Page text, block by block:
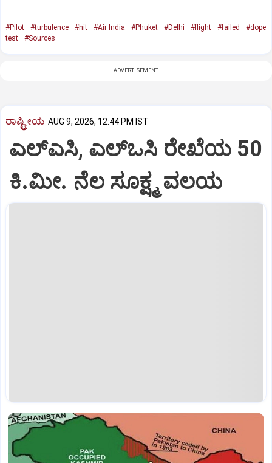
#Pilot #turbulence #hit #Air India #Phuket #Delhi #flight #failed
#dope
test
#Sources
ADVERTISEMENT
ರಾಷ್ಟ್ರೀಯ AUG 9, 2026, 12:44 PM IST
ಎಲ್‌ಎಸಿ, ಎಲ್‌ಒಸಿ ರೇಖೆಯ 50
ಕಿ.ಮೀ. ನೆಲ ಸೂಕ್ಷ್ಮ ವಲಯ